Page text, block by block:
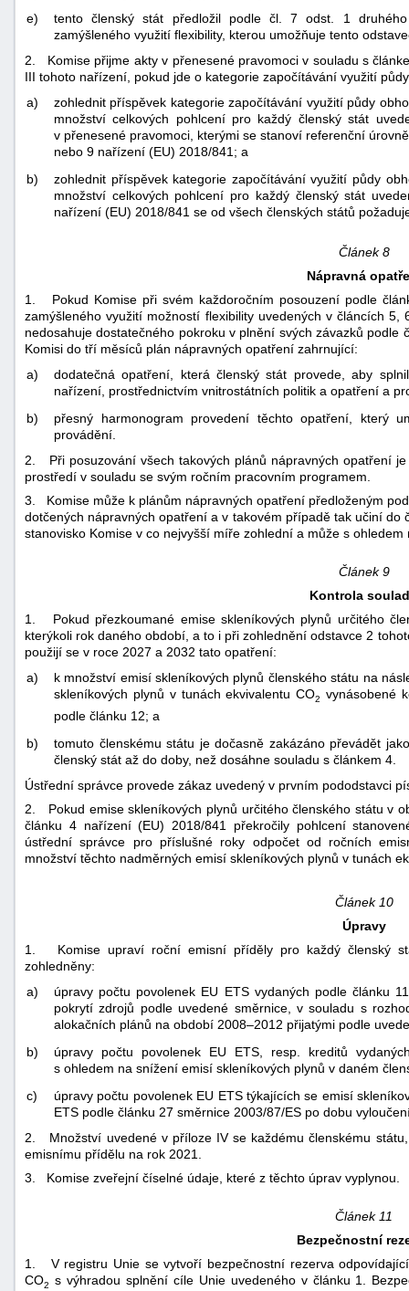
e)
tento členský stát předložil podle čl. 7 odst. 1
zamýšleného využití flexibility, kterou umožňuje tento
2. Komise přijme akty v přenesené pravomoci v souladu s
III tohoto nařízení, pokud jde o kategorie započítávání využití
a)
zohlednit příspěvek kategorie započítávání využití půdy
množství celkových pohlcení pro každý členský stát
v přenesené pravomoci, kterými se stanoví referenční
nebo 9 nařízení (EU) 2018/841; a
b)
zohlednit příspěvek kategorie započítávání využití půdy
množství celkových pohlcení pro každý členský stát
nařízení (EU) 2018/841 se od všech členských států
Článek 8
Nápravná
1. Pokud Komise při svém každoročním posouzení podle
zamýšleného využití možností flexibility uvedených v článcích
nedosahuje dostatečného pokroku v plnění svých závazků
Komisi do tří měsíců plán nápravných opatření zahrnující:
a)
dodatečná opatření, která členský stát provede, aby
nařízení, prostřednictvím vnitrostátních politik a opatření a
b)
přesný harmonogram provedení těchto opatření, který
provádění.
2. Při posuzování všech takových plánů nápravných opatření
prostředí v souladu se svým ročním pracovním programem.
3. Komise může k plánům nápravných opatření předloženým
dotčených nápravných opatření a v takovém případě tak učiní
stanovisko Komise v co nejvyšší míře zohlední a může s
Článek 9
Kontrola
1. Pokud přezkoumané emise skleníkových plynů určitého
kterýkoli rok daného období, a to i při zohlednění odstavce 2
použijí se v roce 2027 a 2032 tato opatření:
a)
k množství emisí skleníkových plynů členského státu na
skleníkových plynů v tunách ekvivalentu CO2
vynásobené
podle článku 12; a
b)
tomuto členskému státu je dočasně zakázáno převádět
členský stát až do doby, než dosáhne souladu s článkem 4.
Ústřední správce provede zákaz uvedený v prvním pododstavci
2. Pokud emise skleníkových plynů určitého členského státu v
článku 4 nařízení (EU) 2018/841 překročily pohlcení
ústřední správce pro příslušné roky odpočet od ročních
množství těchto nadměrných emisí skleníkových plynů v tunách
Článek 10
Úpravy
1. Komise upraví roční emisní příděly pro každý členský
zohledněny:
a)
úpravy počtu povolenek EU ETS vydaných podle článku
pokrytí zdrojů podle uvedené směrnice, v souladu s
alokačních plánů na období 2008–2012 přijatými podle
b)
úpravy počtu povolenek EU ETS, resp. kreditů
s ohledem na snížení emisí skleníkových plynů v daném
c)
úpravy počtu povolenek EU ETS týkajících se emisí
ETS podle článku 27 směrnice 2003/87/ES po dobu
2. Množství uvedené v příloze IV se každému členskému
emisnímu přídělu na rok 2021.
3. Komise zveřejní číselné údaje, které z těchto úprav vyplynou.
Článek 11
Bezpečnostní
1. V registru Unie se vytvoří bezpečnostní rezerva
CO2
s výhradou splnění cíle Unie uvedeného v článku 1.